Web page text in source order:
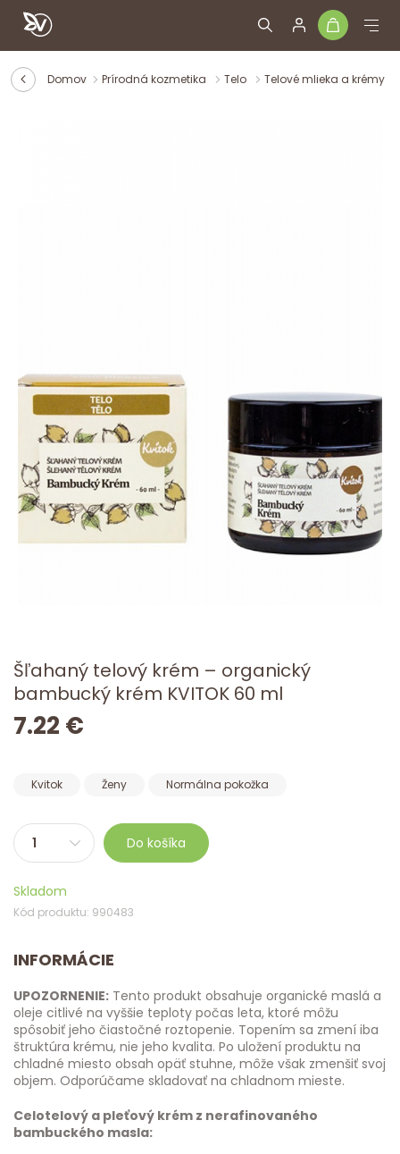
Domov Prírodná kozmetika Telo Telové mlieka a krémy
Šľahaný telový krém – organický
bambucký krém KVITOK 60 ml
7.22 €
Kvitok Ženy Normálna pokožka
Do košíka
Skladom
Kód produktu: 990483
INFORMÁCIE
UPOZORNENIE: Tento produkt obsahuje organické maslá a
oleje citlivé na vyššie teploty počas leta, ktoré môžu
spôsobiť jeho čiastočné roztopenie. Topením sa zmení iba
štruktúra krému, nie jeho kvalita. Po uložení produktu na
chladné miesto obsah opäť stuhne, môže však zmenšiť svoj
objem. Odporúčame skladovať na chladnom mieste.
Celotelový a pleťový krém z nerafinovaného
bambuckého masla: